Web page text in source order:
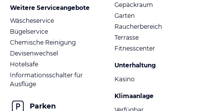
Weitere Serviceangebote
Wäscheservice
Bügelservice
Chemische Reinigung
Devisenwechsel
Hotelsafe
Informationsschalter für
Ausflüge
Parken
Gepäckraum
Garten
Raucherbereich
Terrasse
Fitnesscenter
Unterhaltung
Kasino
Klimaanlage